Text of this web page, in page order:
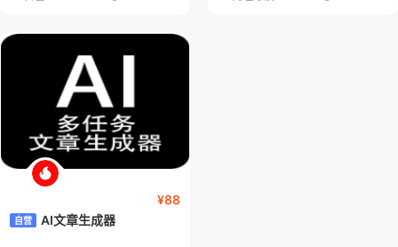
¥88
自营 AI文章生成器